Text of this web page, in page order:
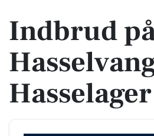
Indbrud
Hasselager